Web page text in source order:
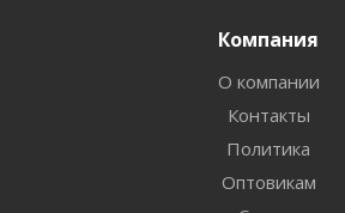
Компания
О компании
Контакты
Политика
Оптовикам